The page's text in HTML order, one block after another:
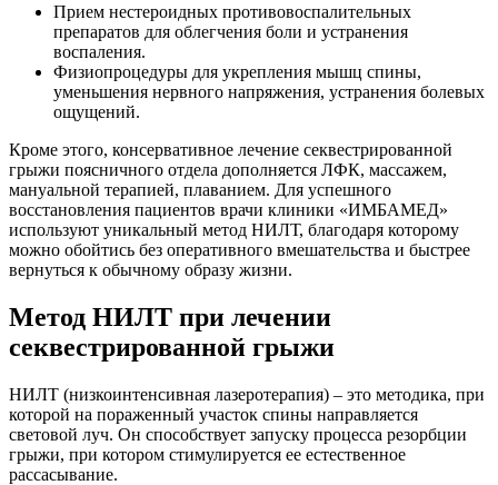
Прием нестероидных противовоспалительных
препаратов для облегчения боли и устранения
воспаления.
Физиопроцедуры для укрепления мышц спины,
уменьшения нервного напряжения, устранения болевых
ощущений.
Кроме этого, консервативное лечение секвестрированной
грыжи поясничного отдела дополняется ЛФК, массажем,
мануальной терапией, плаванием. Для успешного
восстановления пациентов врачи клиники «ИМБАМЕД»
используют уникальный метод НИЛТ, благодаря которому
можно обойтись без оперативного вмешательства и быстрее
вернуться к обычному образу жизни.
Метод НИЛТ при лечении
секвестрированной грыжи
НИЛТ (низкоинтенсивная лазеротерапия) – это методика, при
которой на пораженный участок спины направляется
световой луч. Он способствует запуску процесса резорбции
грыжи, при котором стимулируется ее естественное
рассасывание.